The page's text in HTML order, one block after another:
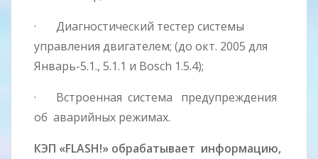
· Диагностический тестер системы
управления двигателем; (до окт. 2005 для
Январь-5.1., 5.1.1 и Bosch 1.5.4);
· Встроенная система предупреждения
об аварийных режимах.
КЭП «FLASH!» обрабатывает информацию,